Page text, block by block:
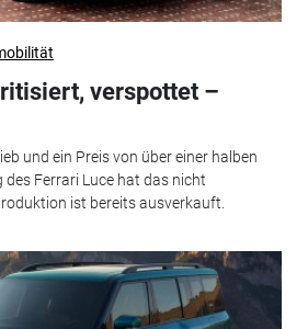
verspottet –
und ein Preis von über einer halben
des Ferrari Luce hat das nicht
ist bereits ausverkauft.